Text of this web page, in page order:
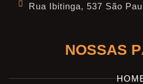
Rua Ibitinga, 537 São
NOSSAS